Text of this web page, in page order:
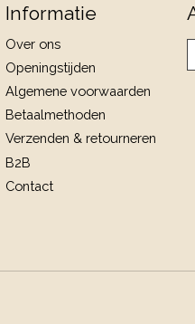
Informatie
Over ons
Openingstijden
Algemene voorwaarden
Betaalmethoden
Verzenden & retourneren
B2B
Contact